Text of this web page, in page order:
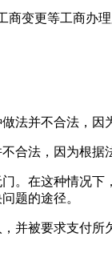
商变更等工商办
法并不合法，
法，因为根
。在这种情况
题的途径。
并被要求支付